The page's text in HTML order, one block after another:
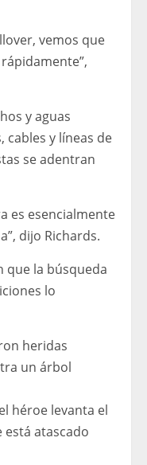
vemos que
y aguas
cables y líneas de
se adentran
es esencialmente
dijo Richards.
que la búsqueda
lo
heridas
un árbol
héroe levanta el
está atascado